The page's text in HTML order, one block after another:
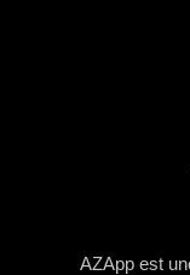
AZApp est